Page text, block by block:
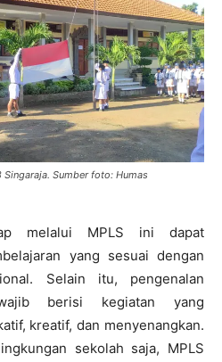
Singaraja. Sumber foto: Humas
melalui MPLS ini dapat
yang sesuai dengan
Selain itu, pengenalan
berisi kegiatan yang
kreatif, dan menyenangkan.
sekolah saja, MPLS